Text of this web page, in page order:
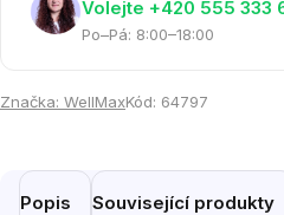
Volejte ‭+420 555 333
Po–Pá: 8:00–18:00
Značka: WellMaxKód: 64797
Popis Související produkty